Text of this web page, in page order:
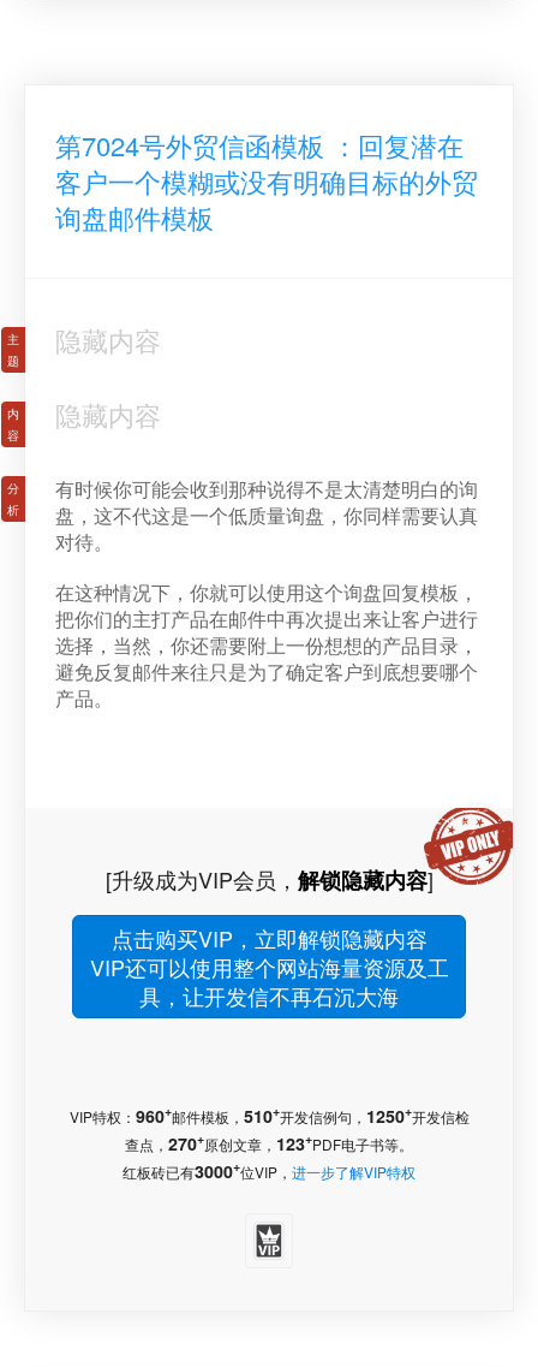
第7024号外贸信函模板 ：回复潜在
客户一个模糊或没有明确目标的外贸
询盘邮件模板
隐藏内容
隐藏内容
有时候你可能会收到那种说得不是太清楚明白的询
盘，这不代这是一个低质量询盘，你同样需要认真
对待。
在这种情况下，你就可以使用这个询盘回复模板，
把你们的主打产品在邮件中再次提出来让客户进行
选择，当然，你还需要附上一份想想的产品目录，
避免反复邮件来往只是为了确定客户到底想要哪个
产品。
[升级成为VIP会员， 解锁隐藏内容]
点击购买VIP，立即解锁隐藏内容
VIP还可以使用整个网站海量资源及工
具，让开发信不再石沉大海
VIP特权： 960+邮件模板， 510+开发信例句， 1250+开发信检
查点， 270+原创文章， 123+PDF电子书等。
红板砖已有3000+位VIP， 进一步了解VIP特权